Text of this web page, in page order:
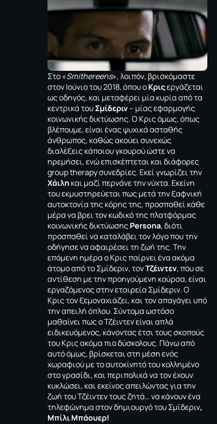
Στο «Smithereens», λοιπόν, βρισκόμαστε
στον Ιούνιο του 2018, όπου οΚριςεργάζεται
ως οδηγός, και μεταφέρει μία κυρία από τα
κεντρικά τουΣμίδεριν– μίας εφαρμογής
κοινωνικής δικτύωσης. Ο Κρις όμως, όπως
βλέπουμε, είναι ένας ψυχικά ασταθής
άνθρωπος, καθώς ακούει συνεχώς
διαλέξεις κάποιου γκουρού ώστε να
ηρεμήσει, ενώ επισκέπτεται και διάφορες
group therapy συνεδρίες. Εκεί γνωρίζει την
Χάιλη και μαζί περνάνε την νύχτα. Εκείνη
του εκμυστηρεύεται πως μετά την ξαφνική
αυτοκτονία της κόρης της, προσπαθεί κάθε
μέρα να βρει τον κωδικό της πλατφόρμας
κοινωνικής δικτύωσηςPersona, διότι
προσπαθεί να καταλάβει τον λόγο που την
οδήγησε να αφαιρέσει τη ζωή της. Την
επόμενη ημέρα ο Κρις παίρνει ένα ακόμα
άτομο από το Σμίδεριν, τονΤζέιντεν, που σε
αντίθεση με την προηγούμενη κούρσα, είναι
εργαζόμενος στην εταιρεία Σμίδεριν. Ο
Κρις τον ξεμοναχιάζει, και τον απαγάγει υπό
την απειλή όπλου. Σύντομα ωστόσο
μαθαίνει πως ο Τζέιντεν είναι απλά
ειδικευόμενος, κάνοντας έτσι τους σκοπούς
του Κρις ακόμα πιο δύσκολους. Πάνω από
αυτό όμως, βρίσκεται στη μέση ενός
χωραφιού με το αυτοκίνητό του κολλημένο
στο γρασίδι, και περιπολικά να τον έχουν
κυκλώσει, και εκείνος απειλώντας για την
ζωή του Τζέιντεν τους ζητά… να κάνουν ένα
τηλεφώνημα στον δημιουργό του Σμίδεριν,
Μπίλι Μπάουερ!